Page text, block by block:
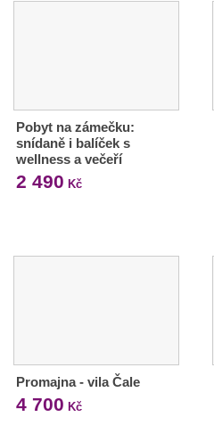
Pobyt na zámečku:
snídaně i balíček s
wellness a večeří
2 490 Kč
Promajna - vila Čale
4 700 Kč